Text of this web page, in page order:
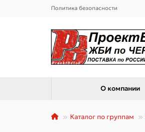
Политика безопасности
О компании
Каталог по группам